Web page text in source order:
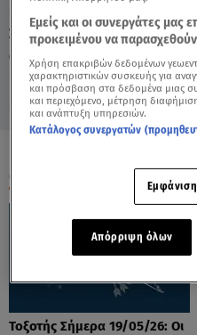
Σάββατο 8 Αυγούστου 2026
05.08.25, 11:08 ΖΩΔΙΑ
ΟΛΑ ΤΑ ΒΙΝΤΕΟ
Τοξοτής Σήμερα 19/05/26: Οι
Εμείς και οι συνεργάτες μας
προκειμένου να
Χρήση επακριβών δεδομένων
χαρακτηριστικών συσκευής για
και πρόσβαση στα δεδομένα μιας
και περιεχόμενο, μέτρηση
και ανάπτυξη υπηρεσιών.
Κατάλογος συνεργατών
Απόρριψη όλων